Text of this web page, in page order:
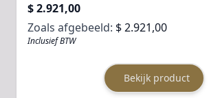
$ 2.921,00
Zoals afgebeeld: $ 2.921,00
Inclusief BTW
Bekijk product